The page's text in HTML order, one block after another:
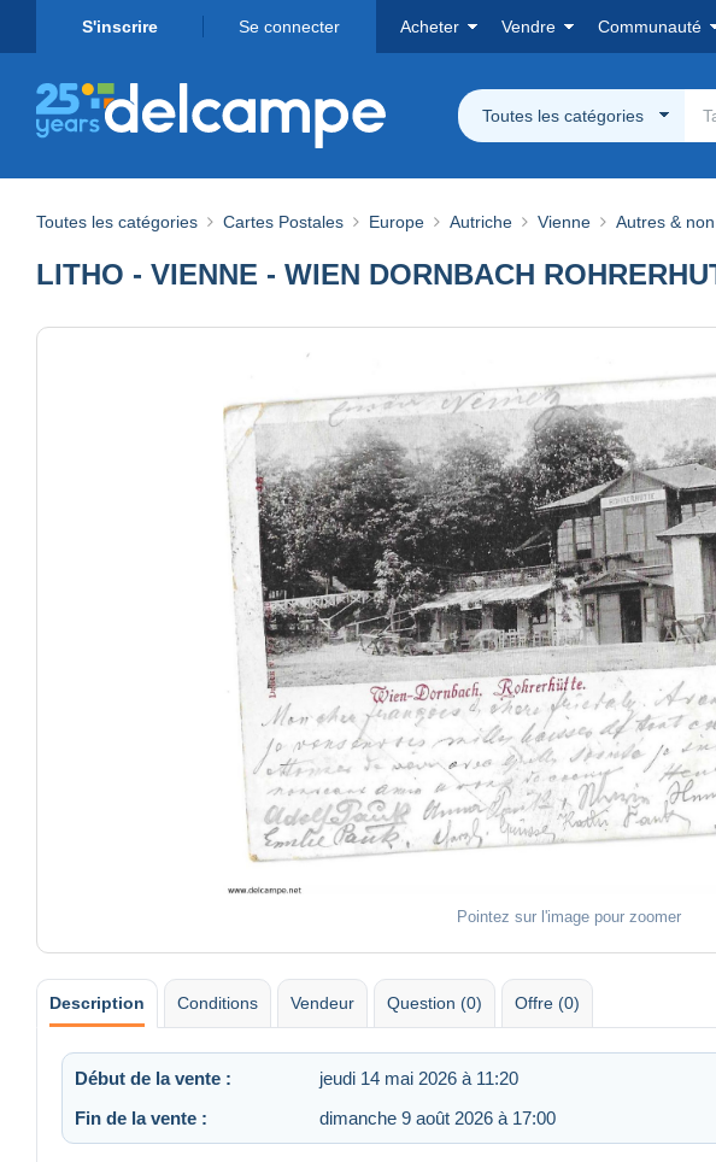
S'inscrire Se connecter Acheter Vendre Communauté
Toutes les catégories
Toutes les catégories Cartes Postales Europe Autriche Vienne Autres &
LITHO - VIENNE - WIEN DORNBACH
Pointez sur l'image pour zoomer
Description Conditions Vendeur Question (0) Offre (0)
Début de la vente : jeudi 14 mai 2026 à 11:20
Fin de la vente :
dimanche 9 août 2026 à 17:00